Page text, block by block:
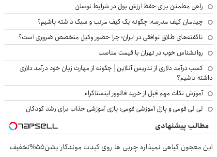
راهی مطمئن برای حفظ ارزش پول در شرایط نوسان
چیدمان کیف مدرسه؛ چگونه یک کیف مرتب و سبک داشته باشیم؟
ناگفته‌های طلاق توافقی در ایران؛ چرا حضور وکیل متخصص ضروری است؟
روانشناس خوب در تهران با قیمت مناسب
کسب درآمد دلاری از تدریس آنلاین | چگونه از مهارت زبان خود درآمد دلاری
داشته باشیم؟
آموزش نکات مهم قبل از خرید فالوور اینستاگرام
لی لی فومی و پازل آموزشی فومی؛ بازی آموزشی جذاب برای رشد کودکان
مطالب پیشنهادی
این معجون گیاهی نمیذاره چربی ها روی کبدت موندگار بشن55%تخفیف